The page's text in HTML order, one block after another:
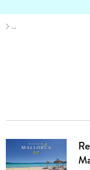
erfahren
…